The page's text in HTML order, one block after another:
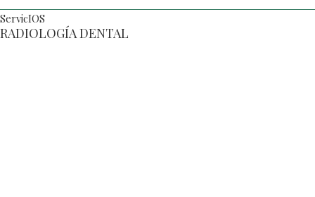
ServicIOS
RADIOLOGÍA DENTAL